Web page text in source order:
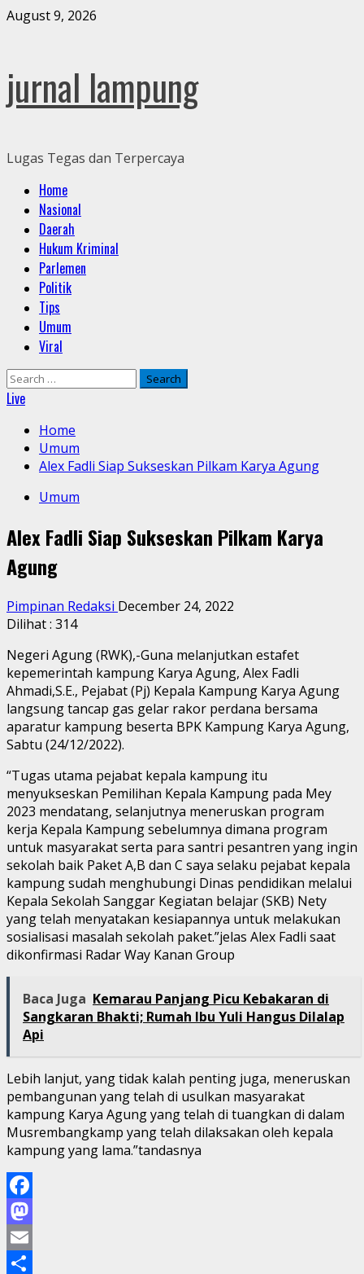
Skip
August 9, 2026
jurnal lampung
Lugas Tegas dan Terpercaya
Primary
Menu
Home
Nasional
Daerah
Hukum Kriminal
Parlemen
Politik
Tips
Umum
Viral
Search
for:
Live
Home
Umum
Alex Fadli Siap Sukseskan Pilkam Karya Agung
Umum
Alex Fadli Siap Sukseskan Pilkam Karya
Agung
Pimpinan Redaksi December 24, 2022
Dilihat : 314
Negeri Agung (RWK),-Guna melanjutkan estafet
kepemerintah kampung Karya Agung, Alex Fadli
Ahmadi,S.E., Pejabat (Pj) Kepala Kampung Karya Agung
langsung tancap gas gelar rakor perdana bersama
aparatur kampung beserta BPK Kampung Karya Agung,
Sabtu (24/12/2022).
“Tugas utama pejabat kepala kampung itu
menyukseskan Pemilihan Kepala Kampung pada Mey
2023 mendatang, selanjutnya meneruskan program
kerja Kepala Kampung sebelumnya dimana program
untuk masyarakat serta para santri pesantren yang ingin
sekolah baik Paket A,B dan C saya selaku pejabat kepala
kampung sudah menghubungi Dinas pendidikan melalui
Kepala Sekolah Sanggar Kegiatan belajar (SKB) Nety
yang telah menyatakan kesiapannya untuk melakukan
sosialisasi masalah sekolah paket.”jelas Alex Fadli saat
dikonfirmasi Radar Way Kanan Group
Baca Juga Kemarau Panjang Picu Kebakaran di
Sangkaran Bhakti; Rumah Ibu Yuli Hangus Dilalap
Api
Lebih lanjut, yang tidak kalah penting juga, meneruskan
pembangunan yang telah di usulkan masyarakat
kampung Karya Agung yang telah di tuangkan di dalam
Musrembangkamp yang telah dilaksakan oleh kepala
kampung yang lama.”tandasnya
Facebook
Mastodon
Email